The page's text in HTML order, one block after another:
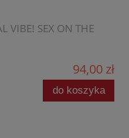
VIBE! SEX ON THE
94,00 zł
do koszyka